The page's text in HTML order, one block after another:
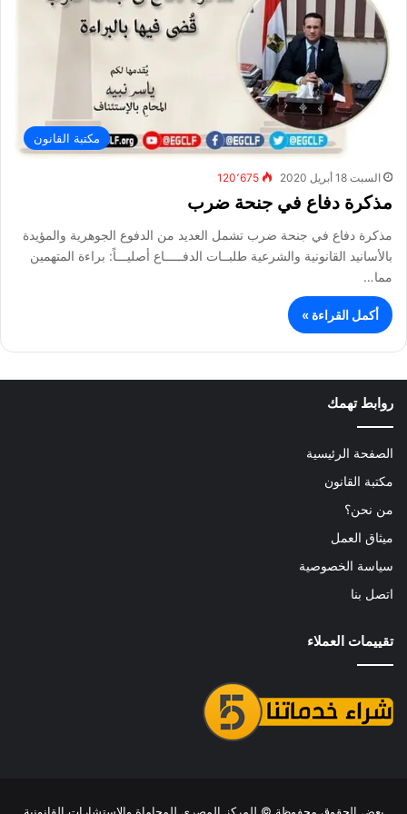
مكتبة القانون
السبت 18 أبريل 2020 120٬675
مذكرة دفاع في جنحة ضرب
مذكرة دفاع في جنحة ضرب تشمل العديد من الدفوع الجوهرية والمؤيدة
بالأسانيد القانونية والشرعية طلبــات الدفـــــاع أصليـــاً: براءة المتهمين
مما…
أكمل القراءة »
روابط تهمك
الصفحة الرئيسية
مكتبة القانون
من نحن؟
ميثاق العمل
سياسة الخصوصية
اتصل بنا
تقييمات العملاء